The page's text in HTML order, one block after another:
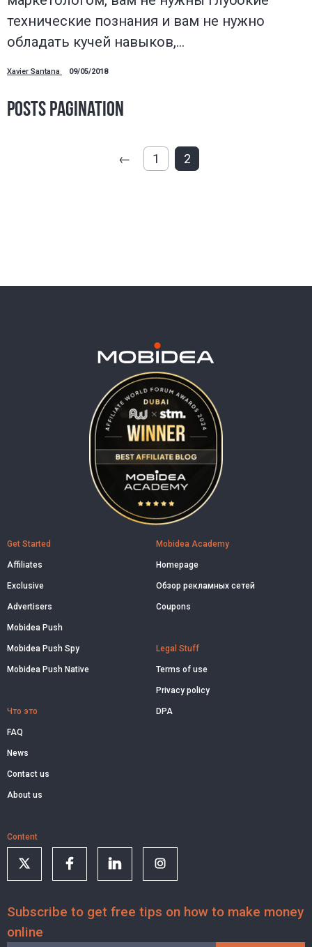
технические познания и вам не нужно
обладать кучей навыков,…
Xavier Santana 09/05/2018
Posts pagination
← 1 2
Get Started
Affiliates
Exclusive
Advertisers
Mobidea Push
Mobidea Push Spy
Mobidea Push Native
Что это
FAQ
News
Contact us
About us
Mobidea Academy
Homepage
Обзор рекламных сетей
Coupons
Legal Stuff
Terms of use
Privacy policy
DPA
Content
Subscribe to get free tips on how to make money
online